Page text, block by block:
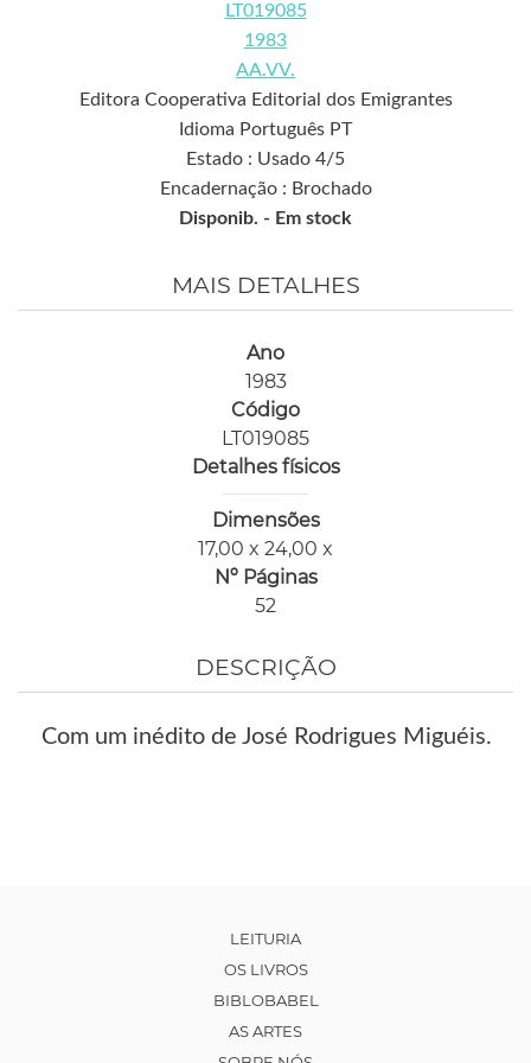
LT019085
1983
AA.VV.
Editora Cooperativa Editorial dos Emigrantes
Idioma Português PT
Estado : Usado 4/5
Encadernação : Brochado
Disponib. - Em stock
MAIS DETALHES
Ano
1983
Código
LT019085
Detalhes físicos
Dimensões
17,00 x 24,00 x
Nº Páginas
52
DESCRIÇÃO
Com um inédito de José Rodrigues Miguéis.
LEITURIA
OS LIVROS
BIBLOBABEL
AS ARTES